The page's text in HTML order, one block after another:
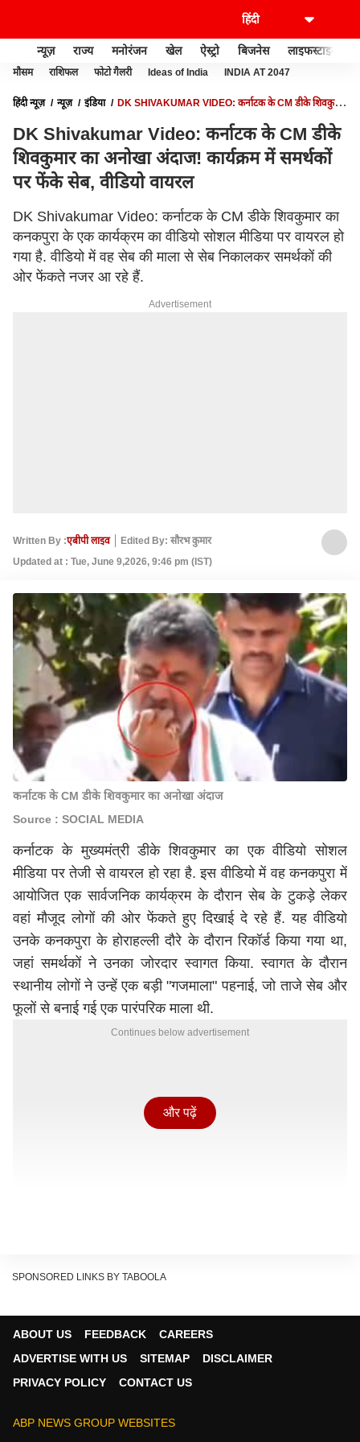
न्यूज़ राज्य मनोरंजन खेल ऐस्ट्रो बिजनेस लाइफस्टाइल
मौसम राशिफल फोटो गैलरी Ideas of India INDIA AT 2047
हिंदी न्यूज़ न्यूज़ इंडिया
DK SHIVAKUMAR VIDEO: कर्नाटक के CM डीके शिवकुमार
DK Shivakumar Video: कर्नाटक के CM डीके
शिवकुमार का अनोखा अंदाज! कार्यक्रम में समर्थकों
पर फेंके सेब, वीडियो वायरल
DK Shivakumar Video: कर्नाटक के CM डीके शिवकुमार का
कनकपुरा के एक कार्यक्रम का वीडियो सोशल मीडिया पर वायरल हो
गया है. वीडियो में वह सेब की माला से सेब निकालकर समर्थकों की
ओर फेंकते नजर आ रहे हैं.
Advertisement
Written By :एबीपी लाइव
Edited By: सौरभ कुमार
Updated at : Tue, June 9,2026, 9:46 pm (IST)
कर्नाटक के CM डीके शिवकुमार का अनोखा अंदाज
Source : SOCIAL MEDIA
कर्नाटक के मुख्यमंत्री डीके शिवकुमार का एक वीडियो सोशल
मीडिया पर तेजी से वायरल हो रहा है. इस वीडियो में वह कनकपुरा में
आयोजित एक सार्वजनिक कार्यक्रम के दौरान सेब के टुकड़े लेकर
वहां मौजूद लोगों की ओर फेंकते हुए दिखाई दे रहे हैं. यह वीडियो
उनके कनकपुरा के होराहल्ली दौरे के दौरान रिकॉर्ड किया गया था,
जहां समर्थकों ने उनका जोरदार स्वागत किया. स्वागत के दौरान
स्थानीय लोगों ने उन्हें एक बड़ी "गजमाला" पहनाई, जो ताजे सेब और
फूलों से बनाई गई एक पारंपरिक माला थी.
Continues below advertisement
निकालते हैं, उसका एक टुकड़ा खाते हैं और फिर बाकी सेब वहां
और पढ़ें
SPONSORED LINKS BY TABOOLA
ABOUT US FEEDBACK
CAREERS
ADVERTISE WITH US
SITEMAP
DISCLAIMER
PRIVACY POLICY
CONTACT US
ABP NEWS GROUP WEBSITES